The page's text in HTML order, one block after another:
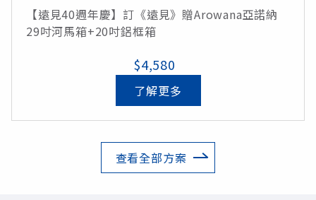
【遠見40週年慶】訂《遠見》贈Arowana亞諾納
29吋河馬箱+20吋鋁框箱
$4,580
了解更多
查看全部方案